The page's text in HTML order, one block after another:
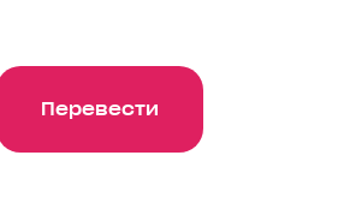
Перевести